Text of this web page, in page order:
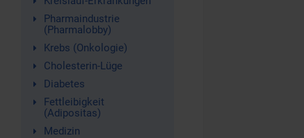
Pharmaindustrie
(Pharmalobby)
Krebs (Onkologie)
Cholesterin-Lüge
Diabetes
Fettleibigkeit
(Adipositas)
Medizin